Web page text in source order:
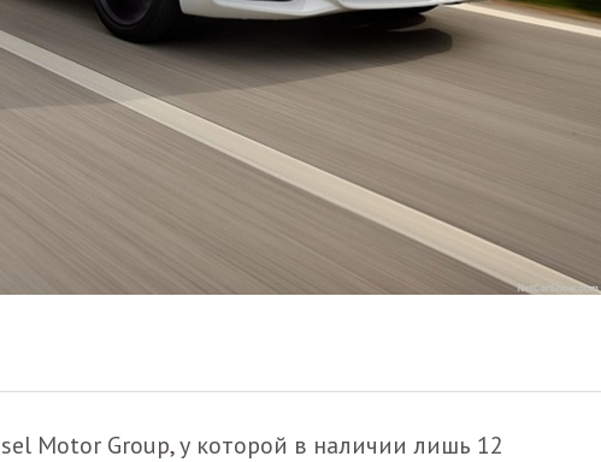
Motor Group, у которой в наличии лишь 12